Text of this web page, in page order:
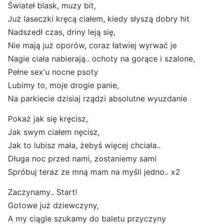
Świateł blask, muzy bit,
Już laseczki kręcą ciałem, kiedy słyszą dobry hit
Nadszedł czas, driny leją się,
Nie mają już oporów, coraz łatwiej wyrwać je
Nagie ciała nabierają.. ochoty na gorące i szalone,
Pełne sex'u nocne psoty
Lubimy to, moje drogie panie,
Na parkiecie dzisiaj rządzi absolutne wyuzdanie
Pokaż jak się kręcisz,
Jak swym ciałem nęcisz,
Jak to lubisz mała, żebyś więcej chciała..
Długa noc przed nami, zostaniemy sami
Spróbuj teraz ze mną mam na myśli jedno.. x2
Zaczynamy.. Start!
Gotowe już dziewczyny,
A my ciągle szukamy do baletu przyczyny